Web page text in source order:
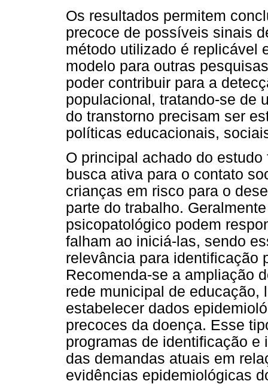
Os resultados permitem
precoce de possíveis sinais
método utilizado é replicável
modelo para outras
poder contribuir para a
populacional, tratando-se de
do transtorno precisam ser
políticas educacionais,
O principal achado do
busca ativa para o contato
crianças em risco para o
parte do trabalho.
psicopatológico podem
falham ao iniciá-las, sendo
relevância para identificação
Recomenda-se a ampliação
rede municipal de educação,
estabelecer dados
precoces da doença. Esse
programas de identificação
das demandas atuais em
evidências epidemiológicas